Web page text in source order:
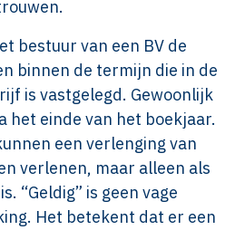
bestuur van een BV de
binnen de termijn die in de
is vastgelegd. Gewoonlijk
het einde van het boekjaar.
een verlenging van
verlenen, maar alleen als
“Geldig” is geen vage
Het betekent dat er een